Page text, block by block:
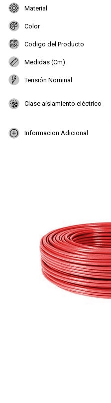
Material
Color
Codigo del Producto
Medidas (Cm)
Tensión Nominal
Clase aislamiento eléctrico
Informacion Adicional